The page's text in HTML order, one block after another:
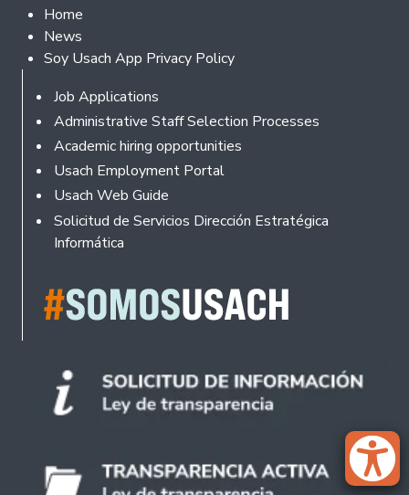
Footer 2
Home
News
Soy Usach App Privacy Policy
Footer
Job Applications
Administrative Staff Selection Processes
Academic hiring opportunities
Usach Employment Portal
Usach Web Guide
Solicitud de Servicios Dirección Estratégica
Informática